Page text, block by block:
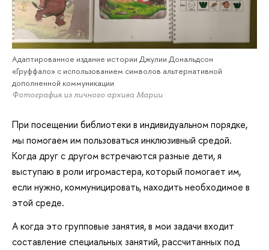
Адаптированное издание истории Джулии Дональдсон
«Груффало» с использованием символов альтернативной
дополненной коммуникации
Фотография из личного архива Марии
При посещении библиотеки в индивидуальном порядке,
мы помогаем им пользоваться инклюзивный средой.
Когда друг с другом встречаются разные дети, я
выступаю в роли игромастера, который помогает им,
если нужно, коммуницировать, находить необходимое в
этой среде.
А когда это групповые занятия, в мои задачи входит
составление специальных занятий, рассчитанных под